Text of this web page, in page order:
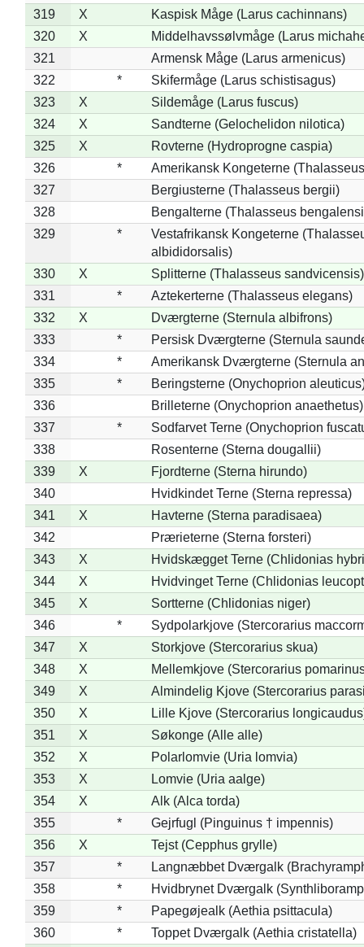
319
X
Kaspisk Måge (Larus cachinnans)
320
X
Middelhavssølvmåge (Larus
321
Armensk Måge (Larus armenicus)
322
*
Skifermåge (Larus schistisagus)
323
X
Sildemåge (Larus fuscus)
324
X
Sandterne (Gelochelidon nilotica)
325
X
Rovterne (Hydroprogne caspia)
326
*
Amerikansk Kongeterne
327
Bergiusterne (Thalasseus bergii)
328
Bengalterne (Thalasseus
329
*
Vestafrikansk Kongeterne
albididorsalis)
330
X
Splitterne (Thalasseus sandvicensis)
331
*
Aztekerterne (Thalasseus elegans)
332
X
Dværgterne (Sternula albifrons)
333
*
Persisk Dværgterne (Sternula
334
*
Amerikansk Dværgterne (Sternula
335
*
Beringsterne (Onychoprion
336
Brilleterne (Onychoprion anaethetus)
337
*
Sodfarvet Terne (Onychoprion
338
Rosenterne (Sterna dougallii)
339
X
Fjordterne (Sterna hirundo)
340
Hvidkindet Terne (Sterna repressa)
341
X
Havterne (Sterna paradisaea)
342
Prærieterne (Sterna forsteri)
343
X
Hvidskægget Terne (Chlidonias
344
X
Hvidvinget Terne (Chlidonias
345
X
Sortterne (Chlidonias niger)
346
*
Sydpolarkjove (Stercorarius
347
X
Storkjove (Stercorarius skua)
348
X
Mellemkjove (Stercorarius
349
X
Almindelig Kjove (Stercorarius
350
X
Lille Kjove (Stercorarius
351
X
Søkonge (Alle alle)
352
X
Polarlomvie (Uria lomvia)
353
X
Lomvie (Uria aalge)
354
X
Alk (Alca torda)
355
*
Gejrfugl (Pinguinus † impennis)
356
X
Tejst (Cepphus grylle)
357
*
Langnæbbet Dværgalk
358
*
Hvidbrynet Dværgalk
359
*
Papegøjealk (Aethia psittacula)
360
* Toppet Dværgalk (Aethia cristatella)